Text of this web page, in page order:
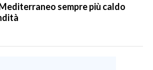
sempre più caldo